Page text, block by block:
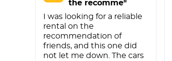
the recomme"
I was looking for a reliable
rental on the
recommendation of
friends, and this one did
not let me down. The cars